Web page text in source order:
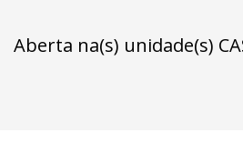
Aberta na(s) unidade(s)